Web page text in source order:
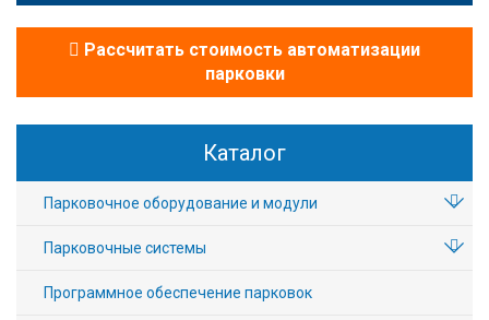
Рассчитать стоимость автоматизации
парковки
Каталог
Парковочное оборудование и модули
Парковочные системы
Программное обеспечение парковок